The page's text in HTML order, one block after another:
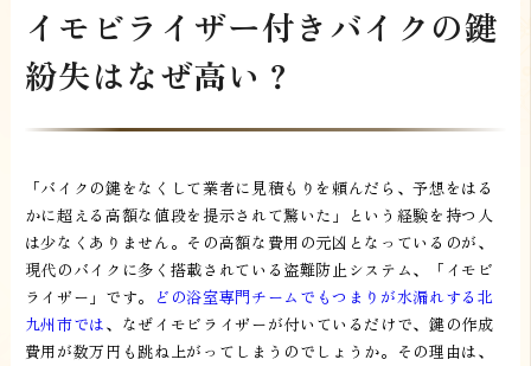
イモビライザー付きバイクの鍵
紛失はなぜ高い？
「バイクの鍵をなくして業者に見積もりを頼んだら、予想をはる
かに超える高額な値段を提示されて驚いた」という経験を持つ人
は少なくありません。その高額な費用の元凶となっているのが、
現代のバイクに多く搭載されている盗難防止システム、「イモビ
ライザー」です。
どの浴室専門チームでもつまりが水漏れする北
九州市では、なぜイモビライザーが付いているだけで、鍵の作成
費用が数万円も跳ね上がってしまうのでしょうか。その理由は、